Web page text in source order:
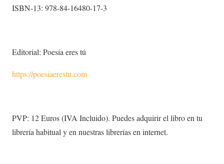
ISBN-13: 978-84-16480-17-3
Editorial: Poesía eres tú
https://poesiaerestu.com
PVP: 12 Euros (IVA Incluido). Puedes adquirir el libro en tu
librería habitual y en nuestras librerías en internet.